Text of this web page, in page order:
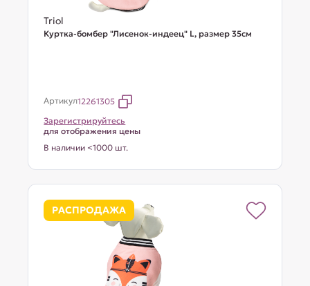
Triol
Куртка-бомбер "Лисенок-индеец" L, размер 35см
Артикул12261305
Зарегистрируйтесь
для отображения цены
В наличии <1000 шт.
РАСПРОДАЖА